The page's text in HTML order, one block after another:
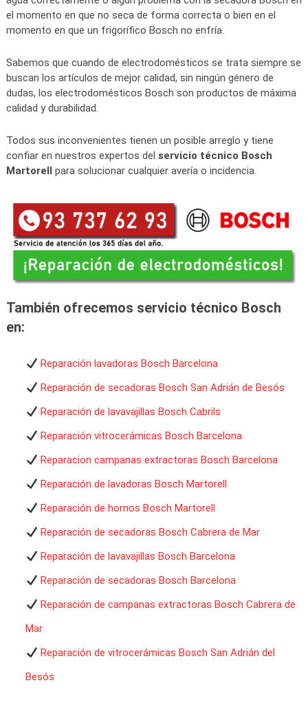
el momento en que no seca de forma correcta o bien en el
momento en que un frigorífico Bosch no enfría.
Sabemos que cuando de electrodomésticos se trata siempre se
buscan los artículos de mejor calidad, sin ningún género de
dudas, los electrodomésticos Bosch son productos de máxima
calidad y durabilidad.
Todos sus inconvenientes tienen un posible arreglo y tiene
confiar en nuestros expertos del servicio técnico Bosch
Martorell para solucionar cualquier avería o incidencia.
También ofrecemos servicio técnico Bosch
en:
Reparación lavadoras Bosch Barcelona
Reparación de secadoras Bosch San Adrián de Besós
Reparación de lavavajillas Bosch Cabrils
Reparación vitrocerámicas Bosch Barcelona
Reparacion campanas extractoras Bosch Barcelona
Reparación de lavadoras Bosch Martorell
Reparación de hornos Bosch Martorell
Reparación de secadoras Bosch Cabrera de Mar
Reparación de lavavajillas Bosch Barcelona
Reparación de secadoras Bosch Barcelona
Reparación de campanas extractoras Bosch Cabrera de
Mar
Reparación de vitrocerámicas Bosch San Adrián del
Besós